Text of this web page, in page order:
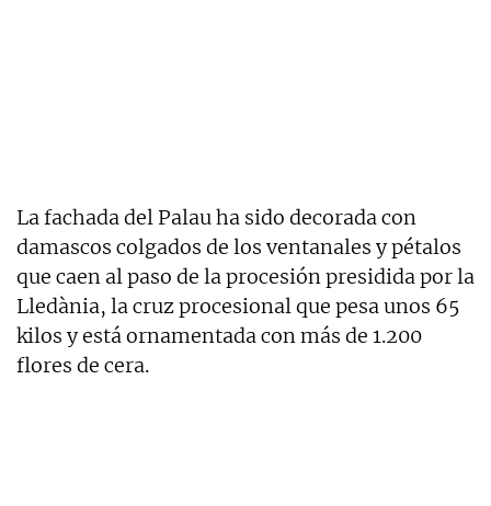
La fachada del Palau ha sido decorada con
damascos colgados de los ventanales y pétalos
que caen al paso de la procesión presidida por la
Lledània, la cruz procesional que pesa unos 65
kilos y está ornamentada con más de 1.200
flores de cera.